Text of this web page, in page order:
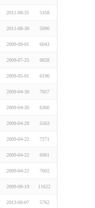
2011-08-31 5358
2011-08-30 5990
2009-09-01 6043
2009-07-25 6828
2009-05-01 6196
2009-04-30 7657
2009-04-30 6360
2009-04-28 5563
2009-04-22 7271
2009-04-22 6961
2009-04-22 7002
2009-08-19 11622
2013-06-07 5762